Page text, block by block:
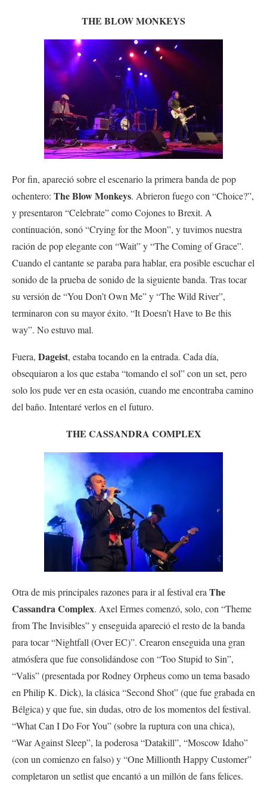
THE BLOW MONKEYS
Por fin, apareció sobre el escenario la primera banda de pop
ochentero: The Blow Monkeys. Abrieron fuego con “Choice?”,
y presentaron “Celebrate” como Cojones to Brexit. A
continuación, sonó “Crying for the Moon”, y tuvimos nuestra
ración de pop elegante con “Wait” y “The Coming of Grace”.
Cuando el cantante se paraba para hablar, era posible escuchar el
sonido de la prueba de sonido de la siguiente banda. Tras tocar
su versión de “You Don’t Own Me” y “The Wild River”,
terminaron con su mayor éxito. “It Doesn’t Have to Be this
way”. No estuvo mal.
Fuera, Dageist, estaba tocando en la entrada. Cada día,
obsequiaron a los que estaba “tomando el sol” con un set, pero
solo los pude ver en esta ocasión, cuando me encontraba camino
del baño. Intentaré verlos en el futuro.
THE CASSANDRA COMPLEX
Otra de mis principales razones para ir al festival era The
Cassandra Complex. Axel Ermes comenzó, solo, con “Theme
from The Invisibles” y enseguida apareció el resto de la banda
para tocar “Nightfall (Over EC)”. Crearon enseguida una gran
atmósfera que fue consolidándose con “Too Stupid to Sin”,
“Valis” (presentada por Rodney Orpheus como un tema basado
en Philip K. Dick), la clásica “Second Shot” (que fue grabada en
Bélgica) y que fue, sin dudas, otro de los momentos del festival.
“What Can I Do For You” (sobre la ruptura con una chica),
“War Against Sleep”, la poderosa “Datakill”, “Moscow Idaho”
(con un comienzo en falso) y “One Millionth Happy Customer”
completaron un setlist que encantó a un millón de fans felices.